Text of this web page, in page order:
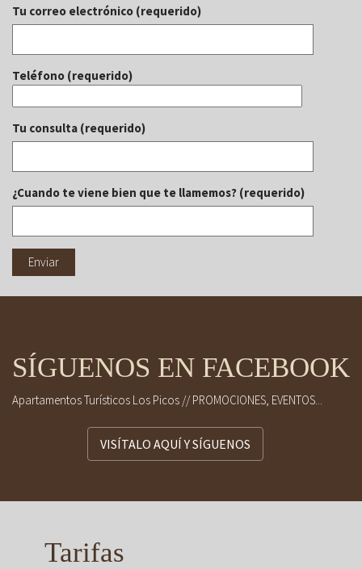
Tu correo electrónico (requerido)
Teléfono (requerido)
Tu consulta (requerido)
¿Cuando te viene bien que te llamemos? (requerido)
SÍGUENOS EN FACEBOOK
Apartamentos Turísticos Los Picos // PROMOCIONES, EVENTOS...
VISÍTALO AQUÍ Y SÍGUENOS
Tarifas